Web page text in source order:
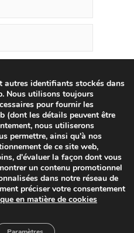
e-mail et mon site
mon prochain
-
autres identifiants stockés dans
Nous utilisons toujours
pour fournir les
(dont les détails peuvent être
nous utiliserons
permettre, ainsi qu'à nos
de ce site web,
d'évaluer la façon dont vous
un contenu promotionnel
dans notre réseau de
préciser votre consentement
en matière de cookies